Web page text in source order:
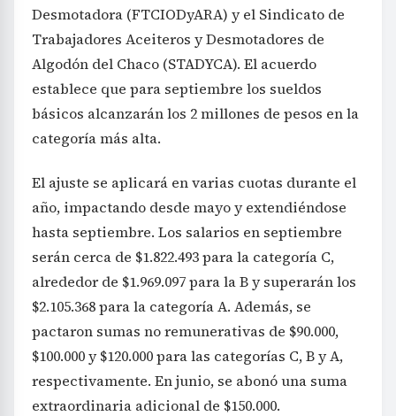
Desmotadora (FTCIODyARA) y el Sindicato de
Trabajadores Aceiteros y Desmotadores de
Algodón del Chaco (STADYCA). El acuerdo
establece que para septiembre los sueldos
básicos alcanzarán los 2 millones de pesos en la
categoría más alta.
El ajuste se aplicará en varias cuotas durante el
año, impactando desde mayo y extendiéndose
hasta septiembre. Los salarios en septiembre
serán cerca de $1.822.493 para la categoría C,
alrededor de $1.969.097 para la B y superarán los
$2.105.368 para la categoría A. Además, se
pactaron sumas no remunerativas de $90.000,
$100.000 y $120.000 para las categorías C, B y A,
respectivamente. En junio, se abonó una suma
extraordinaria adicional de $150.000.